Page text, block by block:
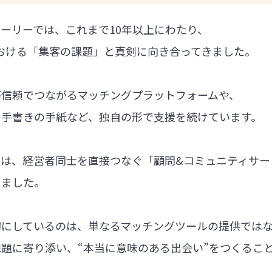
リーでは、これまで10年以上にわたり、
る「集客の課題」と真剣に向き合ってきました。
頼でつながるマッチングプラットフォームや、
書きの手紙など、独自の形で支援を続けています。
、経営者同士を直接つなぐ「顧問&コミュニティサ
した。
しているのは、単なるマッチングツールの提供では
に寄り添い、“本当に意味のある出会い”をつくるこ